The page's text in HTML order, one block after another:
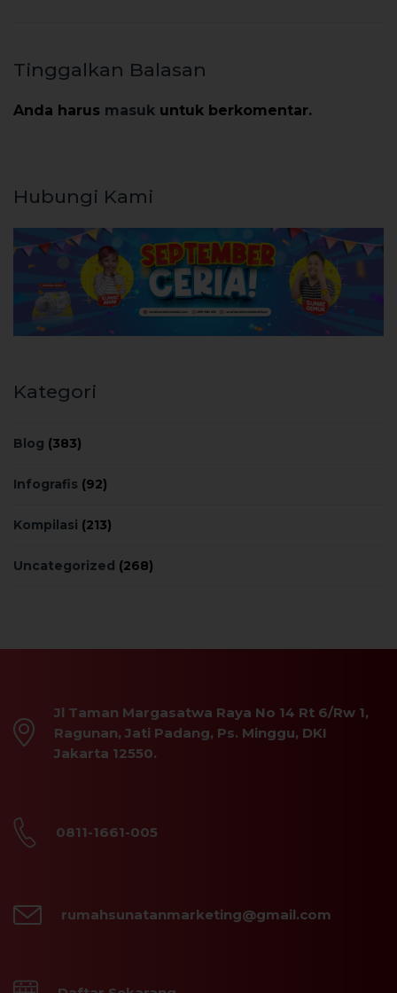
Tinggalkan Balasan
Anda harus masuk untuk berkomentar.
Hubungi Kami
Kategori
Blog (383)
Infografis (92)
Kompilasi (213)
Uncategorized (268)
Jl Taman Margasatwa Raya No 14 Rt 6/Rw 1,
Ragunan, Jati Padang, Ps. Minggu, DKI
Jakarta 12550.
0811-1661-005
rumahsunatanmarketing@gmail.com